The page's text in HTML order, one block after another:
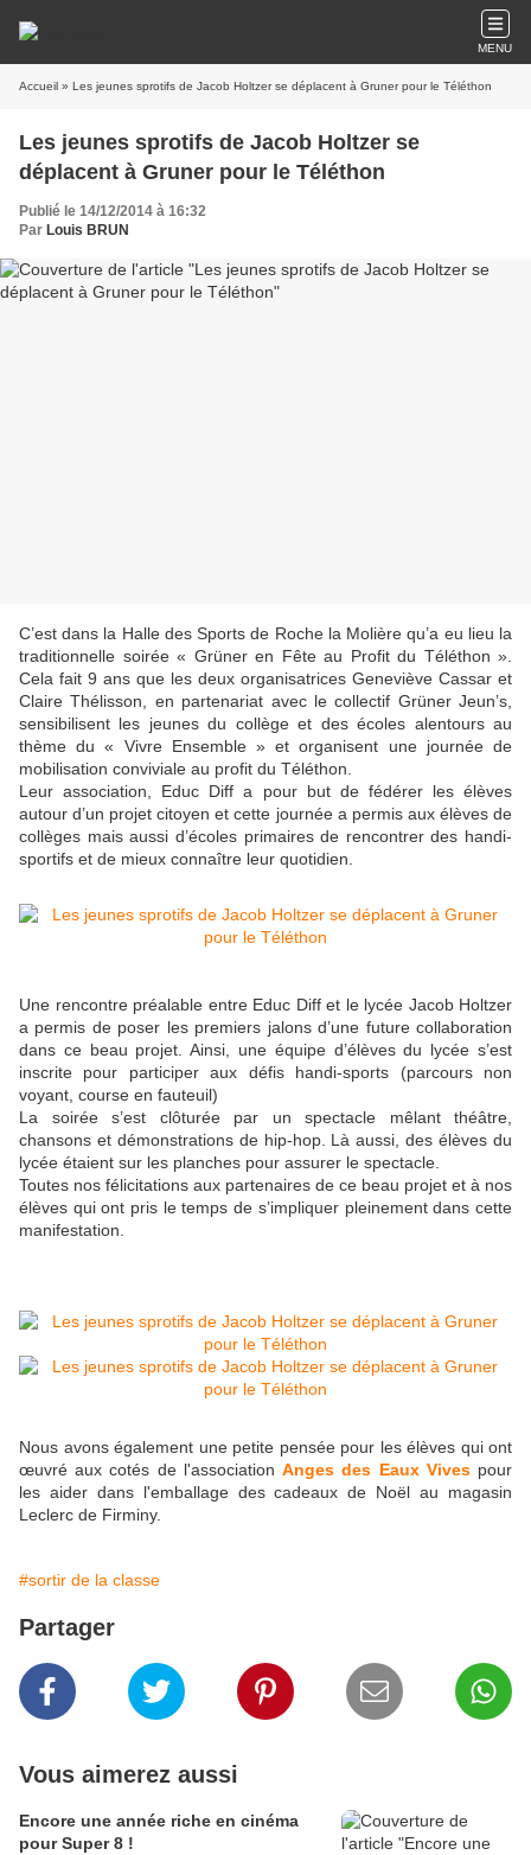
MENU
Accueil » Les jeunes sprotifs de Jacob Holtzer se déplacent à Gruner pour le Téléthon
Les jeunes sprotifs de Jacob Holtzer se
déplacent à Gruner pour le Téléthon
Publié le 14/12/2014 à 16:32
Par Louis BRUN
C’est dans la Halle des Sports de Roche la Molière qu’a eu lieu la
traditionnelle soirée « Grüner en Fête au Profit du Téléthon ».
Cela fait 9 ans que les deux organisatrices Geneviève Cassar et
Claire Thélisson, en partenariat avec le collectif Grüner Jeun’s,
sensibilisent les jeunes du collège et des écoles alentours au
thème du « Vivre Ensemble » et organisent une journée de
mobilisation conviviale au profit du Téléthon.
Leur association, Educ Diff a pour but de fédérer les élèves
autour d’un projet citoyen et cette journée a permis aux élèves de
collèges mais aussi d’écoles primaires de rencontrer des handi-
sportifs et de mieux connaître leur quotidien.
Une rencontre préalable entre Educ Diff et le lycée Jacob Holtzer
a permis de poser les premiers jalons d’une future collaboration
dans ce beau projet. Ainsi, une équipe d’élèves du lycée s’est
inscrite pour participer aux défis handi-sports (parcours non
voyant, course en fauteuil)
La soirée s’est clôturée par un spectacle mêlant théâtre,
chansons et démonstrations de hip-hop. Là aussi, des élèves du
lycée étaient sur les planches pour assurer le spectacle.
Toutes nos félicitations aux partenaires de ce beau projet et à nos
élèves qui ont pris le temps de s’impliquer pleinement dans cette
manifestation.
Nous avons également une petite pensée pour les élèves qui ont
œuvré aux cotés de l'associationAnges des Eaux Vivespour
les aider dans l'emballage des cadeaux de Noël au magasin
Leclerc de Firminy.
#sortir de la classe
Partager
Vous aimerez aussi
Encore une année riche en cinéma
pour Super 8 !